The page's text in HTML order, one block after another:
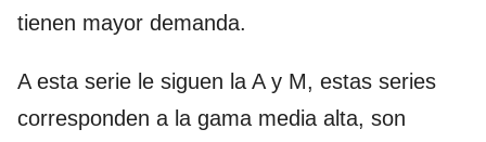
tienen mayor demanda.
A esta serie le siguen la A y M, estas series
corresponden a la gama media alta, son